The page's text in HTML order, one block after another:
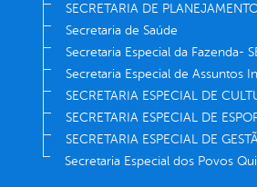
SECRETARIA DE
Secretaria de Saúde
Secretaria Especial da Fazenda-
Secretaria Especial de Assuntos
SECRETARIA ESPECIAL DE
SECRETARIA ESPECIAL DE
SECRETARIA ESPECIAL DE
Secretaria Especial dos Povos